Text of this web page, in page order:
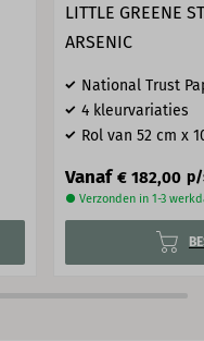
LITTLE GREENE
ARSENIC
National Trust
4 kleurvariaties
Rol van 52 cm x
Vanaf € 182,00
● Verzonden in 1-3